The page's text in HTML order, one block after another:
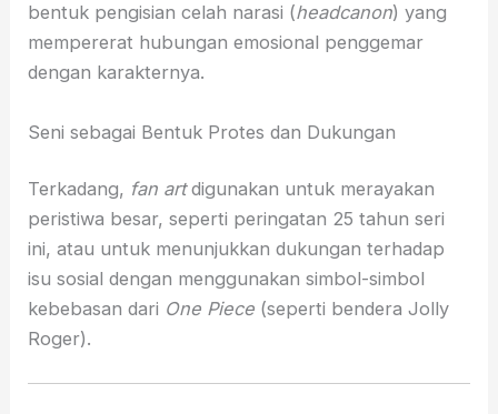
bentuk pengisian celah narasi (headcanon) yang
mempererat hubungan emosional penggemar
dengan karakternya.
Seni sebagai Bentuk Protes dan Dukungan
Terkadang, fan artdigunakan untuk merayakan
peristiwa besar, seperti peringatan 25 tahun seri
ini, atau untuk menunjukkan dukungan terhadap
isu sosial dengan menggunakan simbol-simbol
kebebasan dari One Piece (seperti bendera Jolly
Roger).